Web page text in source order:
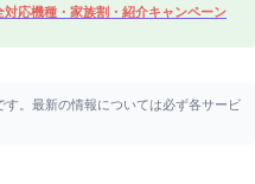
応機種・家族割・紹介キャンペーン
。最新の情報については必ず各サービ